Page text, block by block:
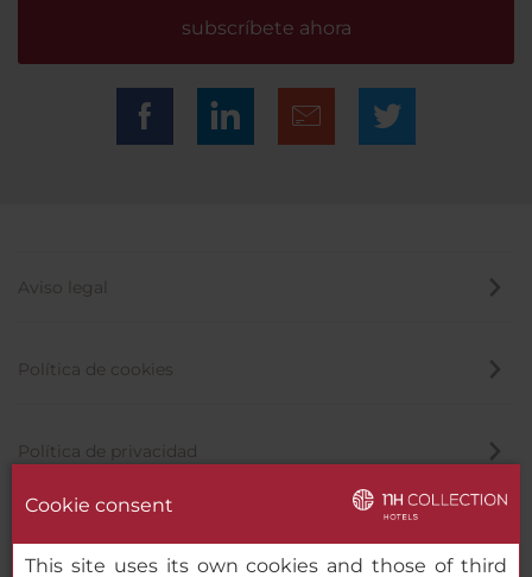
subscríbete ahora
Aviso legal
Política de cookies
Política de privacidad
Cookie consent
This site uses its own cookies and those of third